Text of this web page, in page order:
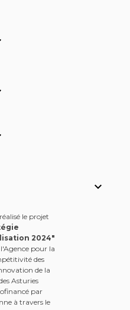

le projet
2024"
pour la
des
de la
Asturies
par
à travers le